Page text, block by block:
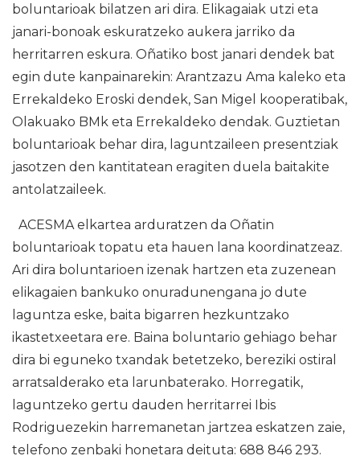
boluntarioak bilatzen ari dira. Elikagaiak utzi eta
janari-bonoak eskuratzeko aukera jarriko da
herritarren eskura. Oñatiko bost janari dendek bat
egin dute kanpainarekin: Arantzazu Ama kaleko eta
Errekaldeko Eroski dendek, San Migel kooperatibak,
Olakuako BMk eta Errekaldeko dendak. Guztietan
boluntarioak behar dira, laguntzaileen presentziak
jasotzen den kantitatean eragiten duela baitakite
antolatzaileek.
ACESMA elkartea arduratzen da Oñatin
boluntarioak topatu eta hauen lana koordinatzeaz.
Ari dira boluntarioen izenak hartzen eta zuzenean
elikagaien bankuko onuradunengana jo dute
laguntza eske, baita bigarren hezkuntzako
ikastetxeetara ere. Baina boluntario gehiago behar
dira bi eguneko txandak betetzeko, bereziki ostiral
arratsalderako eta larunbaterako. Horregatik,
laguntzeko gertu dauden herritarrei Ibis
Rodriguezekin harremanetan jartzea eskatzen zaie,
telefono zenbaki honetara deituta: 688 846 293.